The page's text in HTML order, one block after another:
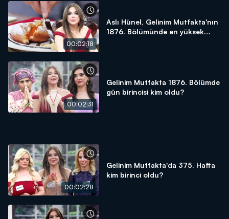
00:02:18
Aslı Hünel, Gelinim Mutfakta'nın
1876. Bölümünde en yüksek
00:02:31
Gelinim Mutfakta 1876. Bölümde
gün birincisi kim oldu?
00:02:28
Gelinim Mutfakta'da 375. Hafta
kim birinci oldu?